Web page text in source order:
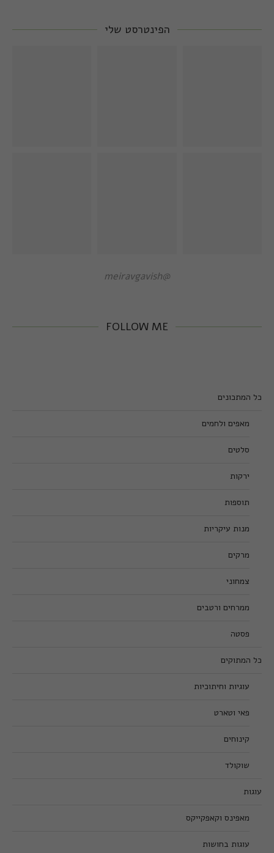
הפינטרסט שלי
@meiravgavish
FOLLOW ME
כל המתכונים
מאפים ולחמים
סלטים
ירקות
תוספות
מנות עיקריות
מרקים
צמחוני
ממרחים ורטבים
פסטה
כל המתוקים
עוגיות וחיתוכיות
פאי וטארט
קינוחים
שוקולד
עוגות
מאפינס וקאפקייקס
עוגות בחושות